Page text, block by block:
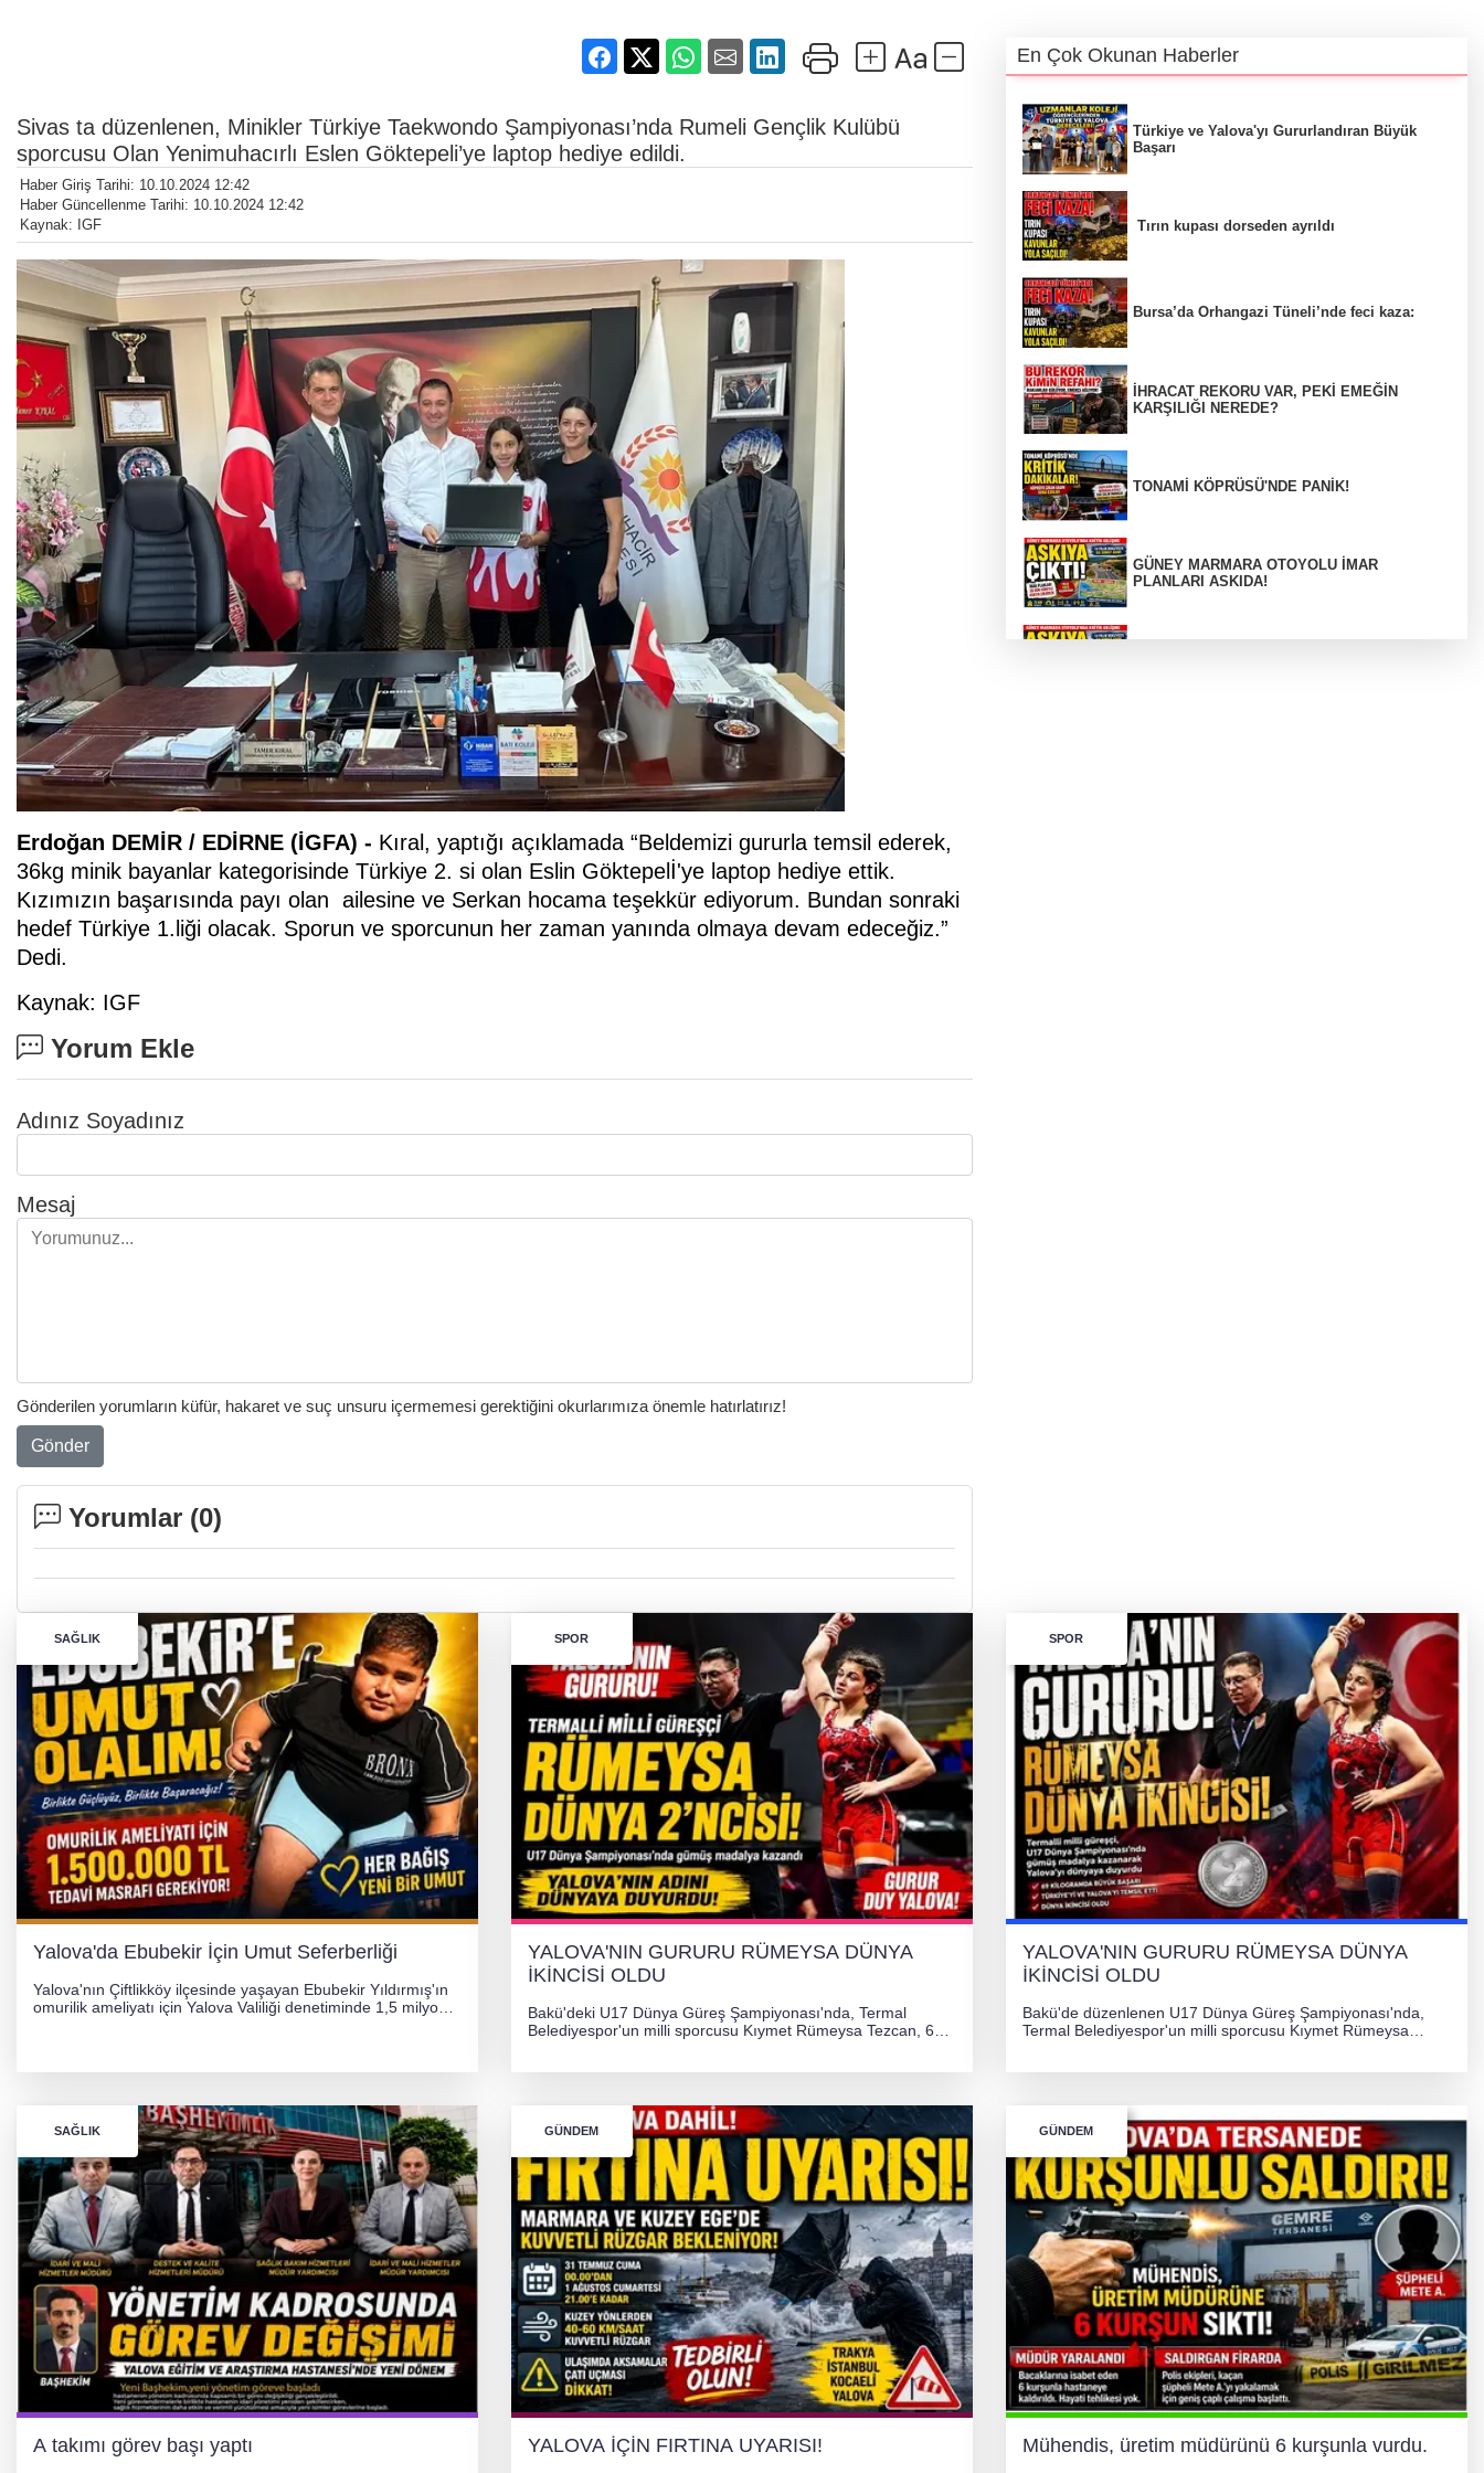
Sivas ta düzenlenen, Minikler Türkiye Taekwondo Şampiyonası’nda Rumeli Gençlik Kulübü
sporcusu Olan Yenimuhacırlı Eslen Göktepeli’ye laptop hediye edildi.
Haber Giriş Tarihi: 10.10.2024 12:42
Haber Güncellenme Tarihi: 10.10.2024 12:42
Kaynak: IGF
Erdoğan DEMİR / EDİRNE (İGFA) - Kıral, yaptığı açıklamada “Beldemizi gururla temsil ederek,
36kg minik bayanlar kategorisinde Türkiye 2. si olan Eslin Göktepelİ'ye laptop hediye ettik.
Kızımızın başarısında payı olan ailesine ve Serkan hocama teşekkür ediyorum. Bundan sonraki
hedef Türkiye 1.liği olacak. Sporun ve sporcunun her zaman yanında olmaya devam edeceğiz.”
Dedi.
Kaynak: IGF
Yorum Ekle
Adınız Soyadınız
Mesaj
Gönderilen yorumların küfür, hakaret ve suç unsuru içermemesi gerektiğini okurlarımıza önemle hatırlatırız!
Gönder
Yorumlar (0)
En Çok Okunan Haberler
Türkiye ve Yalova'yı Gururlandıran Büyük
Başarı
Tırın kupası dorseden ayrıldı
Bursa’da Orhangazi Tüneli’nde feci kaza:
İHRACAT REKORU VAR, PEKİ EMEĞİN
KARŞILIĞI NEREDE?
TONAMİ KÖPRÜSÜ'NDE PANİK!
GÜNEY MARMARA OTOYOLU İMAR
PLANLARI ASKIDA!
SAĞLIK
Yalova'da Ebubekir İçin Umut Seferberliği
Yalova'nın Çiftlikköy ilçesinde yaşayan Ebubekir Yıldırmış'ın
omurilik ameliyatı için Yalova Valiliği denetiminde 1,5 milyon
SPOR
YALOVA'NIN GURURU RÜMEYSA DÜNYA
İKİNCİSİ OLDU
Bakü'deki U17 Dünya Güreş Şampiyonası'nda, Termal
Belediyespor'un milli sporcusu Kıymet Rümeysa Tezcan, 69
SPOR
YALOVA'NIN GURURU RÜMEYSA DÜNYA
İKİNCİSİ OLDU
Bakü'de düzenlenen U17 Dünya Güreş Şampiyonası'nda,
Termal Belediyespor'un milli sporcusu Kıymet Rümeysa
SAĞLIK
A takımı görev başı yaptı
GÜNDEM
YALOVA İÇİN FIRTINA UYARISI!
GÜNDEM
Mühendis, üretim müdürünü 6 kurşunla vurdu.